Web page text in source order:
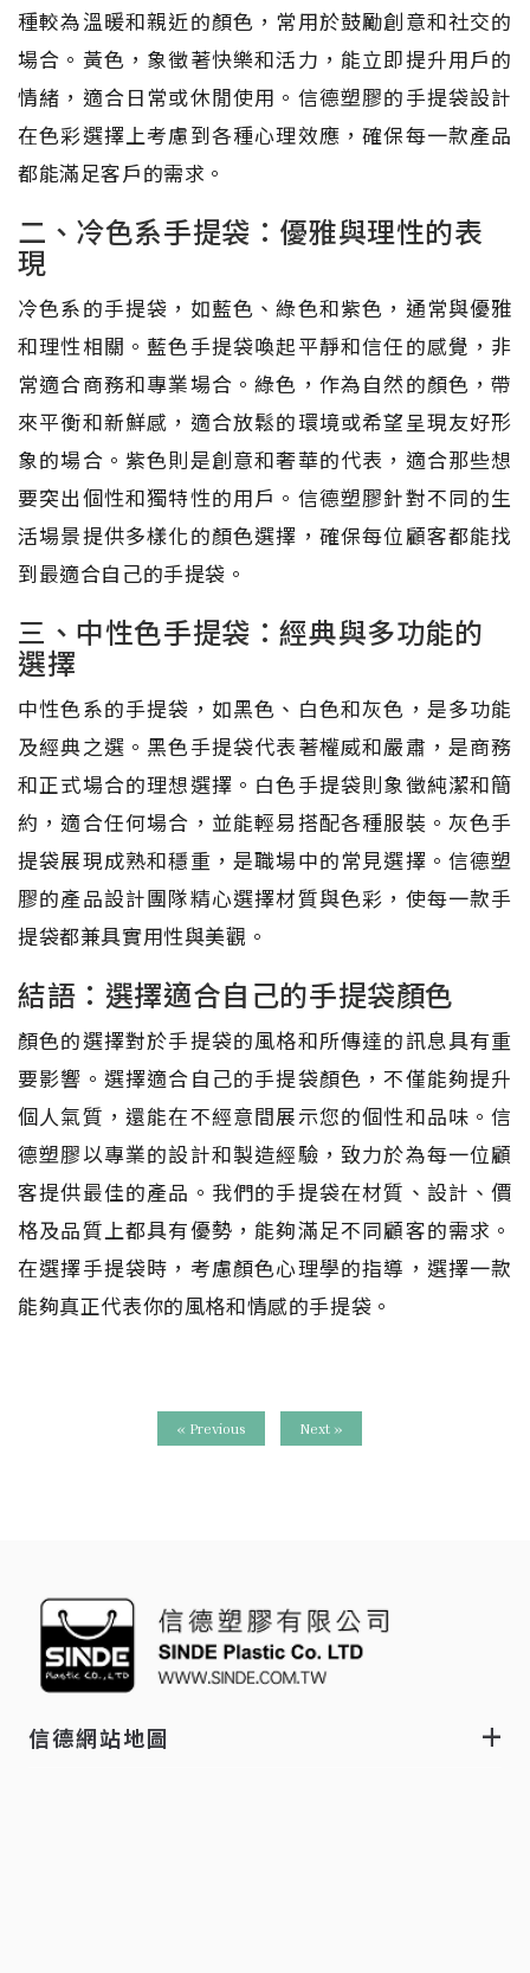
種較為溫暖和親近的顏色，常用於鼓勵創意和社交的
場合。黃色，象徵著快樂和活力，能立即提升用戶的
情緒，適合日常或休閒使用。信德塑膠的手提袋設計
在色彩選擇上考慮到各種心理效應，確保每一款產品
都能滿足客戶的需求。
二、冷色系手提袋：優雅與理性的表
現
冷色系的手提袋，如藍色、綠色和紫色，通常與優雅
和理性相關。藍色手提袋喚起平靜和信任的感覺，非
常適合商務和專業場合。綠色，作為自然的顏色，帶
來平衡和新鮮感，適合放鬆的環境或希望呈現友好形
象的場合。紫色則是創意和奢華的代表，適合那些想
要突出個性和獨特性的用戶。信德塑膠針對不同的生
活場景提供多樣化的顏色選擇，確保每位顧客都能找
到最適合自己的手提袋。
三、中性色手提袋：經典與多功能的
選擇
中性色系的手提袋，如黑色、白色和灰色，是多功能
及經典之選。黑色手提袋代表著權威和嚴肅，是商務
和正式場合的理想選擇。白色手提袋則象徵純潔和簡
約，適合任何場合，並能輕易搭配各種服裝。灰色手
提袋展現成熟和穩重，是職場中的常見選擇。信德塑
膠的產品設計團隊精心選擇材質與色彩，使每一款手
提袋都兼具實用性與美觀。
結語：選擇適合自己的手提袋顏色
顏色的選擇對於手提袋的風格和所傳達的訊息具有重
要影響。選擇適合自己的手提袋顏色，不僅能夠提升
個人氣質，還能在不經意間展示您的個性和品味。信
德塑膠以專業的設計和製造經驗，致力於為每一位顧
客提供最佳的產品。我們的手提袋在材質、設計、價
格及品質上都具有優勢，能夠滿足不同顧客的需求。
在選擇手提袋時，考慮顏色心理學的指導，選擇一款
能夠真正代表你的風格和情感的手提袋。
« Previous Next »
信德網站地圖